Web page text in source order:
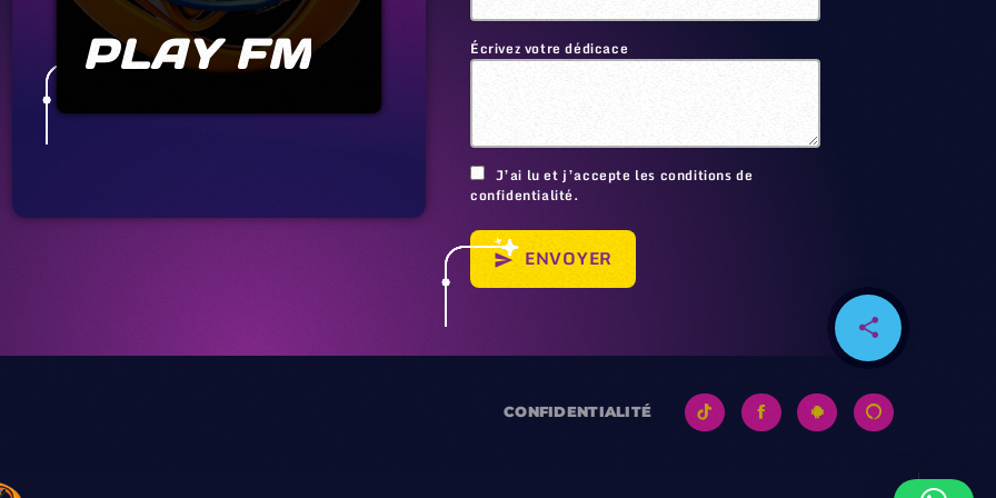
share
128
email
PLAY FM Écrivez votre dédicace
J’ai lu et j’accepte les conditions de
confidentialité.
send ENVOYER
CONFIDENTIALITÉ